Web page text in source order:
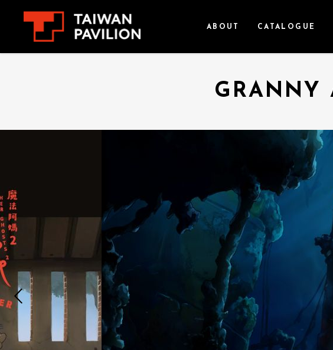
ABOUT CATALOGUE
GRANNY